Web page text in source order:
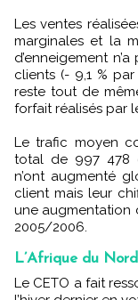
Les ventes
marginales et la
d’enneigement
clients (- 9,1 %
reste tout de
forfait réalisés par
Le trafic moyen
total de 997 478
n’ont augmenté
client mais leur
une augmentation
2005/2006.
L’Afrique du
Le CETO a fait ressortir les premières destinations vendues